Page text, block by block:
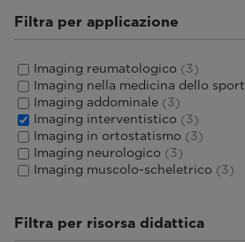
Filtra per applicazione
Imaging reumatologico (3)
Imaging nella medicina dello sport
Imaging addominale (3)
Imaging interventistico (3)
Imaging in ortostatismo (3)
Imaging neurologico (3)
Imaging muscolo-scheletrico (3)
Filtra per risorsa didattica